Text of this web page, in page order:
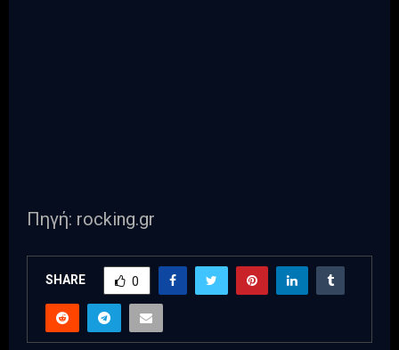
Πηγή: rocking.gr
SHARE 0